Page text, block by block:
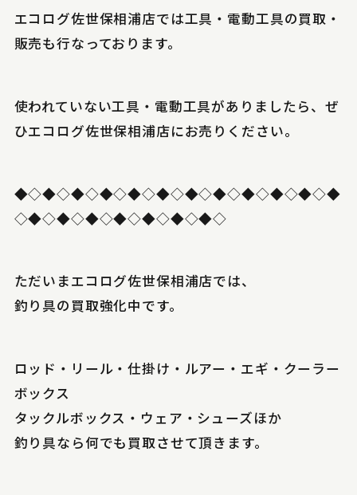
エコログ佐世保相浦店では工具・電動工具の買取・
販売も行なっております。
使われていない工具・電動工具がありましたら、ぜ
ひエコログ佐世保相浦店にお売りください。
◆◇◆◇◆◇◆◇◆◇◆◇◆◇◆◇◆◇◆◇◆◇◆
◇◆◇◆◇◆◇◆◇◆◇◆◇◆◇
ただいまエコログ佐世保相浦店では、
釣り具の買取強化中です。
ロッド・リール・仕掛け・ルアー・エギ・クーラー
ボックス
タックルボックス・ウェア・シューズほか
釣り具なら何でも買取させて頂きます。